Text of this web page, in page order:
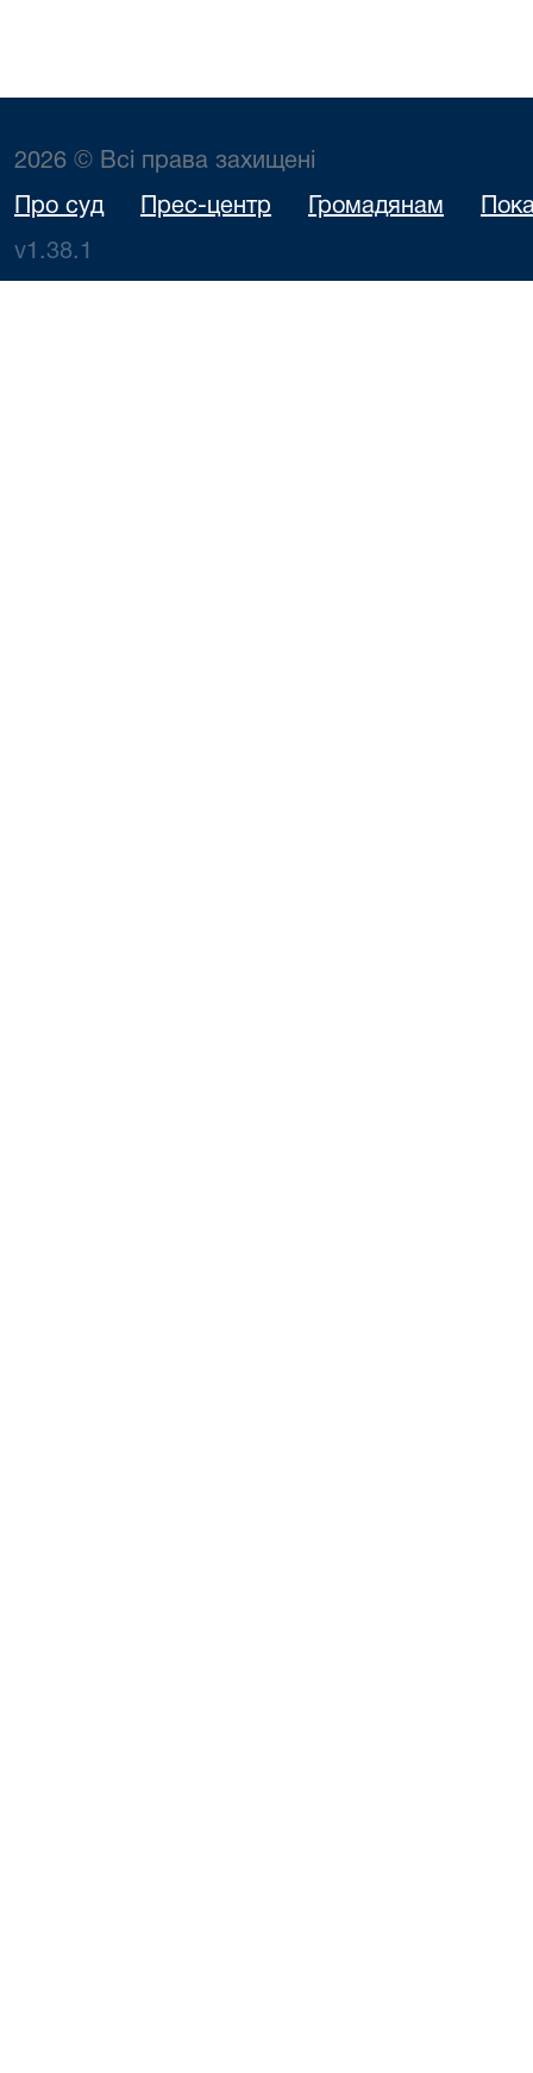
2026 © Всі права захищені
Про суд Прес-центр Громадянам
v1.38.1